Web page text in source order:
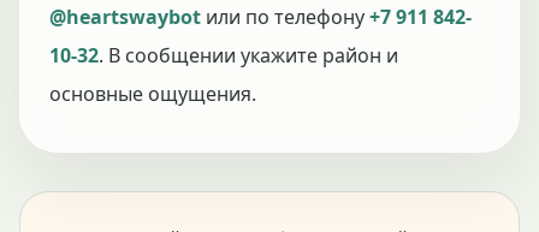
@heartswaybot или по телефону+7 911 842-
10-32. В сообщении укажите район и
основные ощущения.